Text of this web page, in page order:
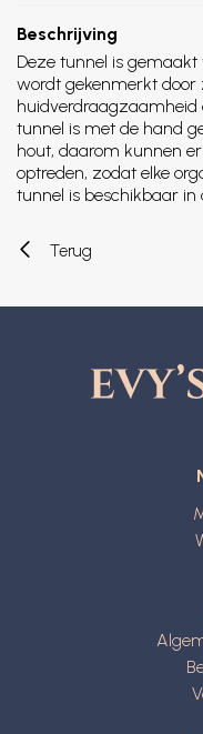
Beschrijving
Deze tunnel is
wordt gekenmerkt door
huidverdraagzaamheid
tunnel is met de hand
hout, daarom kunnen
optreden, zodat elke
tunnel is beschikbaar in
Terug